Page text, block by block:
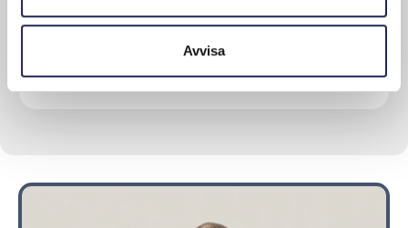
Avvisa
firmor ångerrätt
Från och med den 1 juli 2017 tar
Läs mer om denna Press